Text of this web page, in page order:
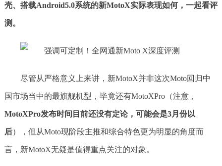
壳、搭载Android5.0系统的新MotoX实际表现如何，一起看评
测。
尽管从严格意义上来讲，新MotoX并非这次Moto回归中
国市场当中的最旗舰机型，毕竟还有MotoXPro（注意，
MotoXPro发布时间目前还没有定论，可能会是3月份以
后），但从Moto现阶段主推和综合特色更为明显的角度而
言，新MotoX无疑是值得重点关注的对象。